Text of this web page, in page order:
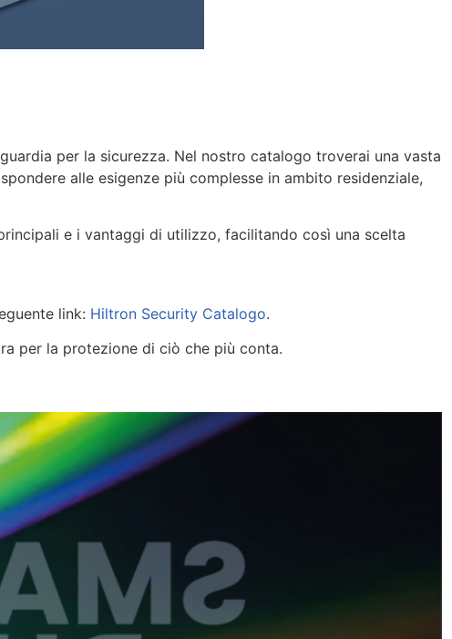
per la sicurezza. Nel nostro catalogo troverai una vasta
alle esigenze più complesse in ambito residenziale,
e i vantaggi di utilizzo, facilitando così una scelta
link: Hiltron Security Catalogo.
per la protezione di ciò che più conta.